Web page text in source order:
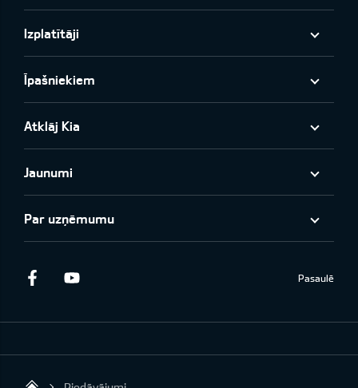
Izplatītāji
Īpašniekiem
Atklāj Kia
Jaunumi
Par uzņēmumu
Facebook Pasaulē